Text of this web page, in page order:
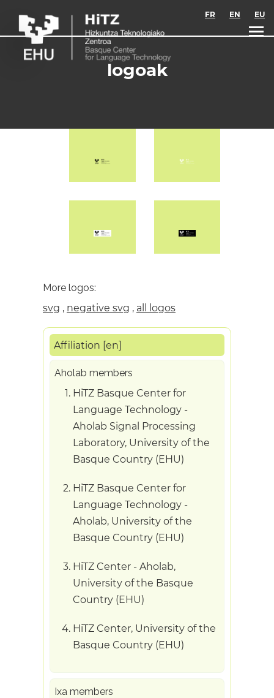
FR EN EU
logoak
More logos:
svg , negative svg , all logos
Affiliation [en]
Aholab members
HiTZ Basque Center for
Language Technology -
Aholab Signal Processing
Laboratory, University of the
Basque Country (EHU)
HiTZ Basque Center for
Language Technology -
Aholab, University of the
Basque Country (EHU)
HiTZ Center - Aholab,
University of the Basque
Country (EHU)
HiTZ Center, University of the
Basque Country (EHU)
Ixa members